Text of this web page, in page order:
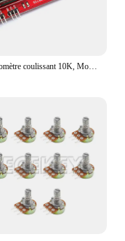
Potentiomètre coulissant 10K, Module linéaire à double sortie pour bloc électronique Arduino AVR